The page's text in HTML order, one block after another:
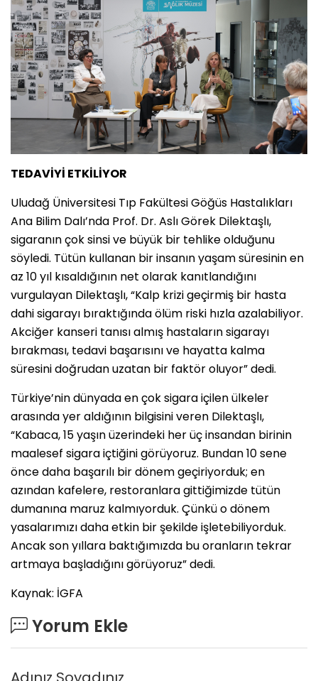
TEDAVİYİ ETKİLİYOR
Uludağ Üniversitesi Tıp Fakültesi Göğüs Hastalıkları
Ana Bilim Dalı’nda Prof. Dr. Aslı Görek Dilektaşlı,
sigaranın çok sinsi ve büyük bir tehlike olduğunu
söyledi. Tütün kullanan bir insanın yaşam süresinin en
az 10 yıl kısaldığının net olarak kanıtlandığını
vurgulayan Dilektaşlı, “Kalp krizi geçirmiş bir hasta
dahi sigarayı bıraktığında ölüm riski hızla azalabiliyor.
Akciğer kanseri tanısı almış hastaların sigarayı
bırakması, tedavi başarısını ve hayatta kalma
süresini doğrudan uzatan bir faktör oluyor” dedi.
Türkiye’nin dünyada en çok sigara içilen ülkeler
arasında yer aldığının bilgisini veren Dilektaşlı,
“Kabaca, 15 yaşın üzerindeki her üç insandan birinin
maalesef sigara içtiğini görüyoruz. Bundan 10 sene
önce daha başarılı bir dönem geçiriyorduk; en
azından kafelere, restoranlara gittiğimizde tütün
dumanına maruz kalmıyorduk. Çünkü o dönem
yasalarımızı daha etkin bir şekilde işletebiliyorduk.
Ancak son yıllara baktığımızda bu oranların tekrar
artmaya başladığını görüyoruz” dedi.
Kaynak: İGFA
Yorum Ekle